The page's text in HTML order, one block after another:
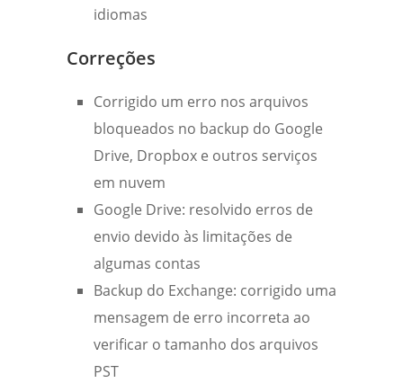
idiomas
Correções
Corrigido um erro nos arquivos
bloqueados no backup do Google
Drive, Dropbox e outros serviços
em nuvem
Google Drive: resolvido erros de
envio devido às limitações de
algumas contas
Backup do Exchange: corrigido uma
mensagem de erro incorreta ao
verificar o tamanho dos arquivos
PST